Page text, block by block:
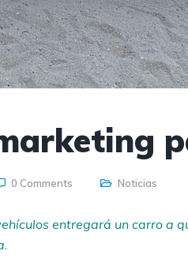
0 Comments Noticias
entregará un carro a